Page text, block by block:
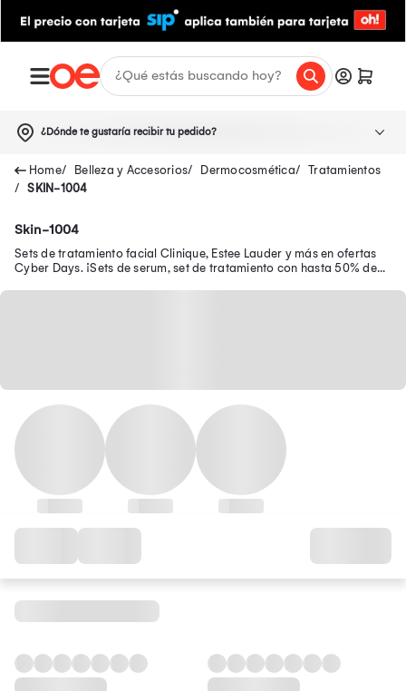
¿Dónde te gustaría recibir tu pedido?
Belleza y Accesorios Dermocosmética
Tratamientos
SKIN-1004
Skin-1004
Sets de tratamiento facial Clinique, Estee Lauder y más en ofertas
Cyber Days. ¡Sets de serum, set de tratamiento con hasta 50% de